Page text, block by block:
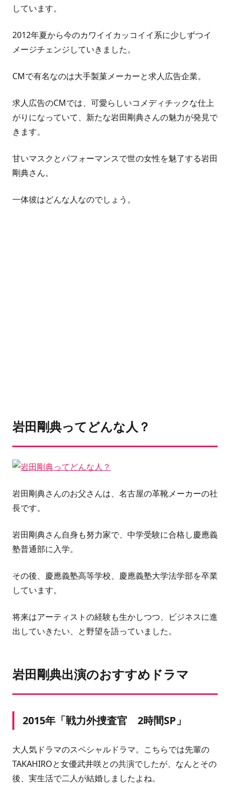
しています。
2012年夏から今のカワイイカッコイイ系に少しずつイ
メージチェンジしていきました。
CMで有名なのは大手製菓メーカーと求人広告企業。
求人広告のCMでは、可愛らしいコメディチックな仕上
がりになっていて、新たな岩田剛典さんの魅力が発見で
きます。
甘いマスクとパフォーマンスで世の女性を魅了する岩田
剛典さん。
一体彼はどんな人なのでしょう。
岩田剛典ってどんな人？
岩田剛典さんのお父さんは、名古屋の革靴メーカーの社
長です。
岩田剛典さん自身も努力家で、中学受験に合格し慶應義
塾普通部に入学。
その後、慶應義塾高等学校、慶應義塾大学法学部を卒業
しています。
将来はアーティストの経験も生かしつつ、ビジネスに進
出していきたい、と野望を語っていました。
岩田剛典出演のおすすめドラマ
2015年「戦力外捜査官 2時間SP」
大人気ドラマのスペシャルドラマ。こちらでは先輩の
TAKAHIROと女優武井咲との共演でしたが、なんとその
後、実生活で二人が結婚しましたよね。